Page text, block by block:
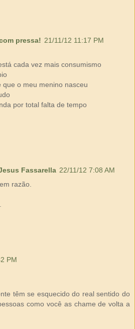
pressa! 21/11/12 11:17 PM
cada vez mais consumismo
que o meu menino nasceu
por total falta de tempo
Fassarella 22/11/12 7:08 AM
razão.
PM
têm se esquecido do real sentido do
como você as chame de volta a